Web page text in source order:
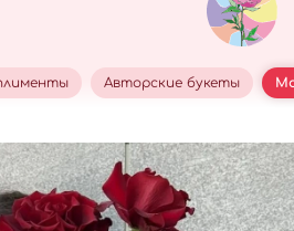
Авторские букеты